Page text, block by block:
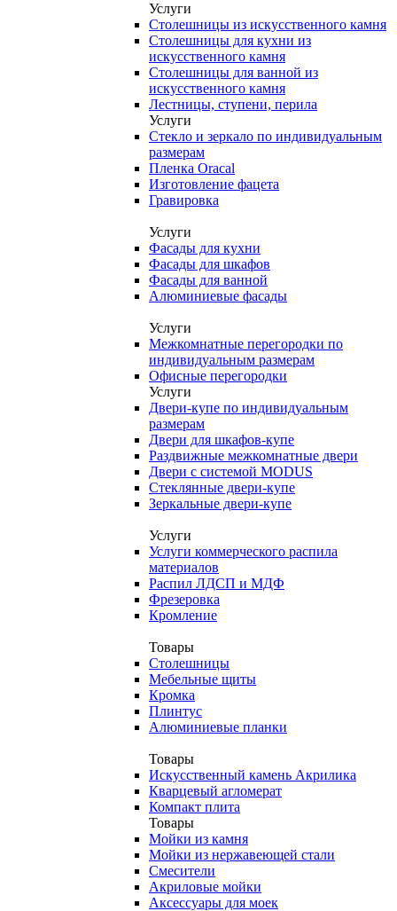
Услуги
Столешницы из искусственного камня
Столешницы для кухни из
искусственного камня
Столешницы для ванной из
искусственного камня
Лестницы, ступени, перила
Услуги
Стекло и зеркало по индивидуальным
размерам
Пленка Oracal
Изготовление фацета
Гравировка
Услуги
Фасады для кухни
Фасады для шкафов
Фасады для ванной
Алюминиевые фасады
Услуги
Межкомнатные перегородки по
индивидуальным размерам
Офисные перегородки
Услуги
Двери-купе по индивидуальным
размерам
Двери для шкафов-купе
Раздвижные межкомнатные двери
Двери с системой MODUS
Стеклянные двери-купе
Зеркальные двери-купе
Услуги
Услуги коммерческого распила
материалов
Распил ЛДСП и МДФ
Фрезеровка
Кромление
Товары
Столешницы
Мебельные щиты
Кромка
Плинтус
Алюминиевые планки
Товары
Искусственный камень Акрилика
Кварцевый агломерат
Компакт плита
Товары
Мойки из камня
Мойки из нержавеющей стали
Смесители
Акриловые мойки
Аксессуары для моек